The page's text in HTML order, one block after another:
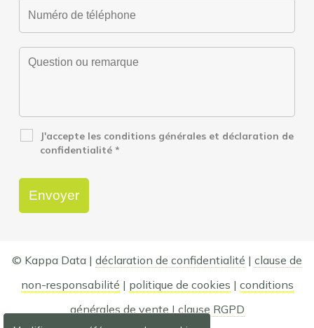
J'accepte les conditions générales et déclaration de
confidentialité *
© Kappa Data | déclaration de confidentialité | clause de
non-responsabilité | politique de cookies | conditions
générales de vente | clause RGPD